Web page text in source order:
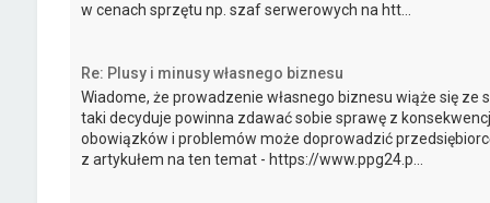
w cenach sprzętu np. szaf serwerowych na htt...
Re: Plusy i minusy własnego biznesu
Wiadome, że prowadzenie własnego biznesu wiąże się ze
taki decyduje powinna zdawać sobie sprawę z
obowiązków i problemów może doprowadzić
z artykułem na ten temat - https://www.ppg24.p...